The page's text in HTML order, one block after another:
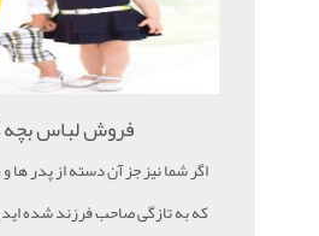
فروش لباس بچه
اگر شما نیز جز آن دسته از پدر ها
که به تازگی صاحب فرزند شده اید